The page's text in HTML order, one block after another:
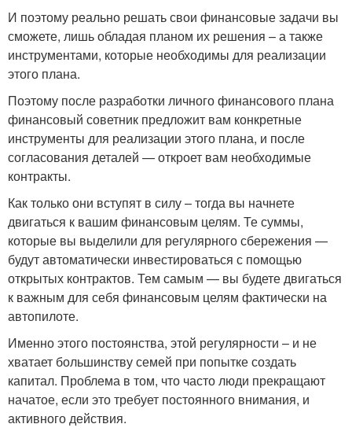
И поэтому реально решать свои финансовые задачи вы
сможете, лишь обладая планом их решения – а также
инструментами, которые необходимы для реализации
этого плана.
Поэтому после разработки личного финансового плана
финансовый советник предложит вам конкретные
инструменты для реализации этого плана, и после
согласования деталей — откроет вам необходимые
контракты.
Как только они вступят в силу – тогда вы начнете
двигаться к вашим финансовым целям. Те суммы,
которые вы выделили для регулярного сбережения —
будут автоматически инвестироваться с помощью
открытых контрактов. Тем самым — вы будете двигаться
к важным для себя финансовым целям фактически на
автопилоте.
Именно этого постоянства, этой регулярности – и не
хватает большинству семей при попытке создать
капитал. Проблема в том, что часто люди прекращают
начатое, если это требует постоянного внимания, и
активного действия.